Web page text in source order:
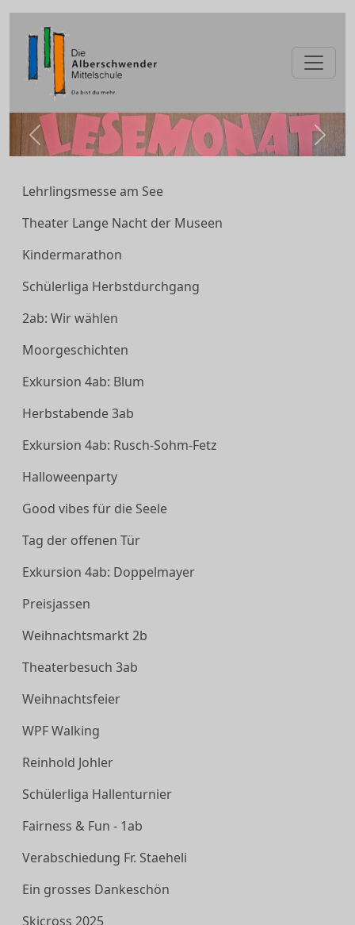
zurück
Lehrlingsmesse am See
Theater Lange Nacht der Museen
Kindermarathon
Schülerliga Herbstdurchgang
2ab: Wir wählen
Moorgeschichten
Exkursion 4ab: Blum
Herbstabende 3ab
Exkursion 4ab: Rusch-Sohm-Fetz
Halloweenparty
Good vibes für die Seele
Tag der offenen Tür
Exkursion 4ab: Doppelmayer
Preisjassen
Weihnachtsmarkt 2b
Theaterbesuch 3ab
Weihnachtsfeier
WPF Walking
Reinhold Johler
Schülerliga Hallenturnier
Fairness & Fun - 1ab
Verabschiedung Fr. Staeheli
Ein grosses Dankeschön
Skicross 2025